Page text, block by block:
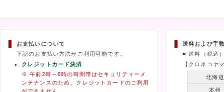
お支払いについて
下記のお支払い方法がご利用可能です。
クレジットカード決済
※ 午前2時～6時の時間帯はセキュリティーメ
ンテナンスのため、クレジットカードのご利用
送料および手
■ 送料（税込
【クロネコヤ
北海道
本州